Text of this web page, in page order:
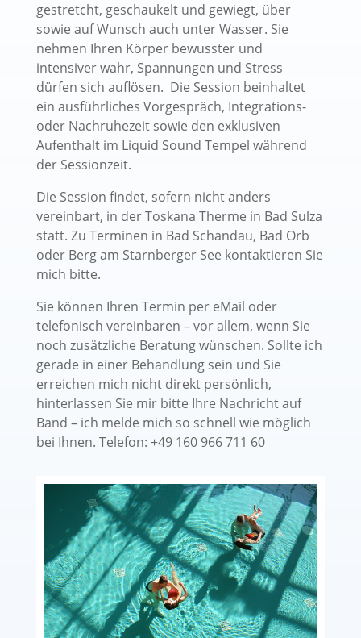
gestretcht, geschaukelt und gewiegt, über
sowie auf Wunsch auch unter Wasser. Sie
nehmen Ihren Körper bewusster und
intensiver wahr, Spannungen und Stress
dürfen sich auflösen. Die Session beinhaltet
ein ausführliches Vorgespräch, Integrations-
oder Nachruhezeit sowie den exklusiven
Aufenthalt im Liquid Sound Tempel während
der Sessionzeit.
Die Session findet, sofern nicht anders
vereinbart, in der Toskana Therme in Bad Sulza
statt. Zu Terminen in Bad Schandau, Bad Orb
oder Berg am Starnberger See kontaktieren Sie
mich bitte.
Sie können Ihren Termin per eMail oder
telefonisch vereinbaren – vor allem, wenn Sie
noch zusätzliche Beratung wünschen. Sollte ich
gerade in einer Behandlung sein und Sie
erreichen mich nicht direkt persönlich,
hinterlassen Sie mir bitte Ihre Nachricht auf
Band – ich melde mich so schnell wie möglich
bei Ihnen. Telefon: +49 160 966 711 60